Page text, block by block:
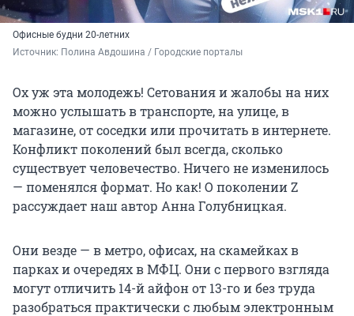
Офисные будни 20-летних
Источник: Полина Авдошина / Городские порталы
Ох уж эта молодежь! Сетования и жалобы на них
можно услышать в транспорте, на улице, в
магазине, от соседки или прочитать в интернете.
Конфликт поколений был всегда, сколько
существует человечество. Ничего не изменилось
— поменялся формат. Но как! О поколении Z
рассуждает наш автор Анна Голубницкая.
Они везде — в метро, офисах, на скамейках в
парках и очередях в МФЦ. Они с первого взгляда
могут отличить 14-й айфон от 13-го и без труда
разобраться практически с любым электронным